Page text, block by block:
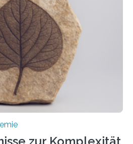
des
in der Bäckerhefe
entdeckt, der für die
entscheidend ist. Die
2025 in der
zur Komplexität